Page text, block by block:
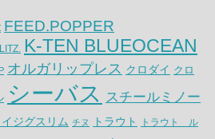
FEED.POPPER
K-TEN BLUEOCEAN
オルガリップレス クロダイ クロ
シーバス スチールミノー
イジグスリム チヌ トラウト トラウト ル